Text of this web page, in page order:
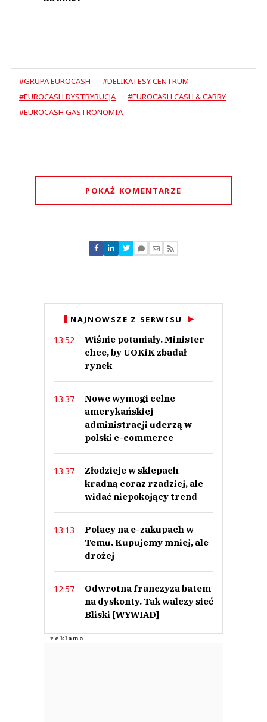
#GRUPA EUROCASH
#DELIKATESY CENTRUM
#EUROCASH DYSTRYBUCJA
#EUROCASH CASH & CARRY
#EUROCASH GASTRONOMIA
POKAŻ KOMENTARZE
Nie znaleziono komentarzy
Zostaw swoje komentarze
NAJNOWSZE Z SERWISU
13:52
Wiśnie potaniały. Minister
chce, by UOKiK zbadał
rynek
13:37
Nowe wymogi celne
amerykańskiej
administracji uderzą w
polski e-commerce
13:37
Złodzieje w sklepach
kradną coraz rzadziej, ale
widać niepokojący trend
13:13
Polacy na e-zakupach w
Temu. Kupujemy mniej, ale
drożej
12:57
Odwrotna franczyza batem
na dyskonty. Tak walczy sieć
Bliski [WYWIAD]